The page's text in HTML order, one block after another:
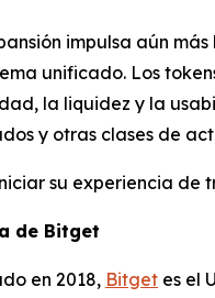
impulsa aún
unificado. Los
la liquidez y la
y otras clases de
su experiencia de
de Bitget
en 2018, Bitget es el